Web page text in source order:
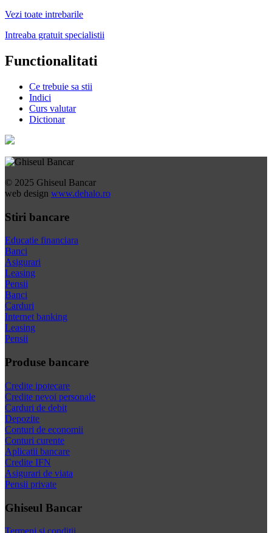
Vezi toate intrebarile
Intreaba gratuit specialistii
Functionalitati
Ce trebuie sa stii
Indici
Curs valutar
Dictionar
© 2025 Ghiseul Bancar
web design www.dehalo.ro
Stiri bancare
Educatie financiara
Banci
Asigurari
Leasing
Pensii
Banci
Carduri
Internet banking
Leasing
Pensii
Produse bancare
Credite ipotecare
Credite nevoi personale
Carduri de debit
Depozite
Conturi de economii
Conturi curente
Aplicatii bancare
Credite IFN
Asigurari de viata
Pensii private
Ghiseul Bancar